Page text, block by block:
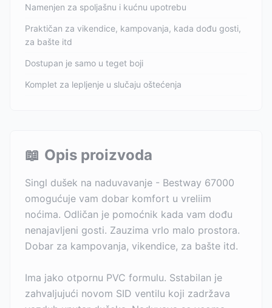
Namenjen za spoljašnu i kućnu upotrebu
Praktičan za vikendice, kampovanja, kada dođu gosti,
za bašte itd
Dostupan je samo u teget boji
Komplet za lepljenje u slučaju oštećenja
📖 Opis proizvoda
Singl dušek na naduvavanje - Bestway 67000
omogućuje vam dobar komfort u vreliim
noćima. Odličan je pomoćnik kada vam dođu
nenajavljeni gosti. Zauzima vrlo malo prostora.
Dobar za kampovanja, vikendice, za bašte itd.
Ima jako otpornu PVC formulu. Sstabilan je
zahvaljujući novom SID ventilu koji zadržava